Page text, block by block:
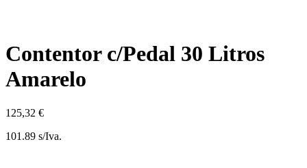
Contentor c/Pedal 30 Litros
Amarelo
125,32 €
101.89 s/Iva.